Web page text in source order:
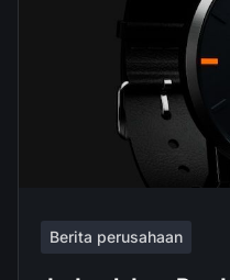
Berita perusahaan